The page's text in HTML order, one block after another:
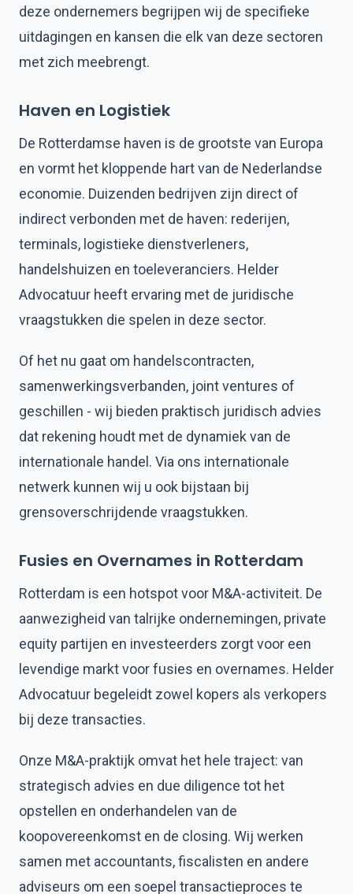
deze ondernemers begrijpen wij de specifieke
uitdagingen en kansen die elk van deze sectoren
met zich meebrengt.
Haven en Logistiek
De Rotterdamse haven is de grootste van Europa
en vormt het kloppende hart van de Nederlandse
economie. Duizenden bedrijven zijn direct of
indirect verbonden met de haven: rederijen,
terminals, logistieke dienstverleners,
handelshuizen en toeleveranciers. Helder
Advocatuur heeft ervaring met de juridische
vraagstukken die spelen in deze sector.
Of het nu gaat om handelscontracten,
samenwerkingsverbanden, joint ventures of
geschillen - wij bieden praktisch juridisch advies
dat rekening houdt met de dynamiek van de
internationale handel. Via ons internationale
netwerk kunnen wij u ook bijstaan bij
grensoverschrijdende vraagstukken.
Fusies en Overnames in Rotterdam
Rotterdam is een hotspot voor M&A-activiteit. De
aanwezigheid van talrijke ondernemingen, private
equity partijen en investeerders zorgt voor een
levendige markt voor fusies en overnames. Helder
Advocatuur begeleidt zowel kopers als verkopers
bij deze transacties.
Onze M&A-praktijk omvat het hele traject: van
strategisch advies en due diligence tot het
opstellen en onderhandelen van de
koopovereenkomst en de closing. Wij werken
samen met accountants, fiscalisten en andere
adviseurs om een soepel transactieproces te